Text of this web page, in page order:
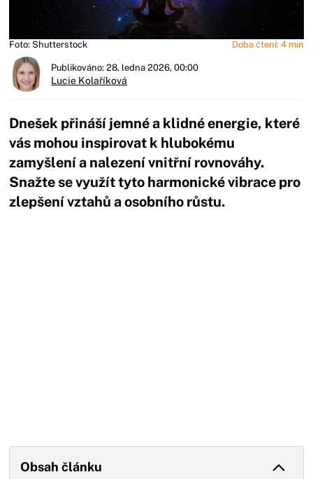
Foto: Shutterstock Doba čtení: 4 min
Publikováno: 28. ledna 2026, 00:00
Lucie Kolaříková
Dnešek přináší jemné a klidné energie, které
vás mohou inspirovat k hlubokému
zamyšlení a nalezení vnitřní rovnováhy.
Snažte se využít tyto harmonické vibrace pro
zlepšení vztahů a osobního růstu.
Obsah článku